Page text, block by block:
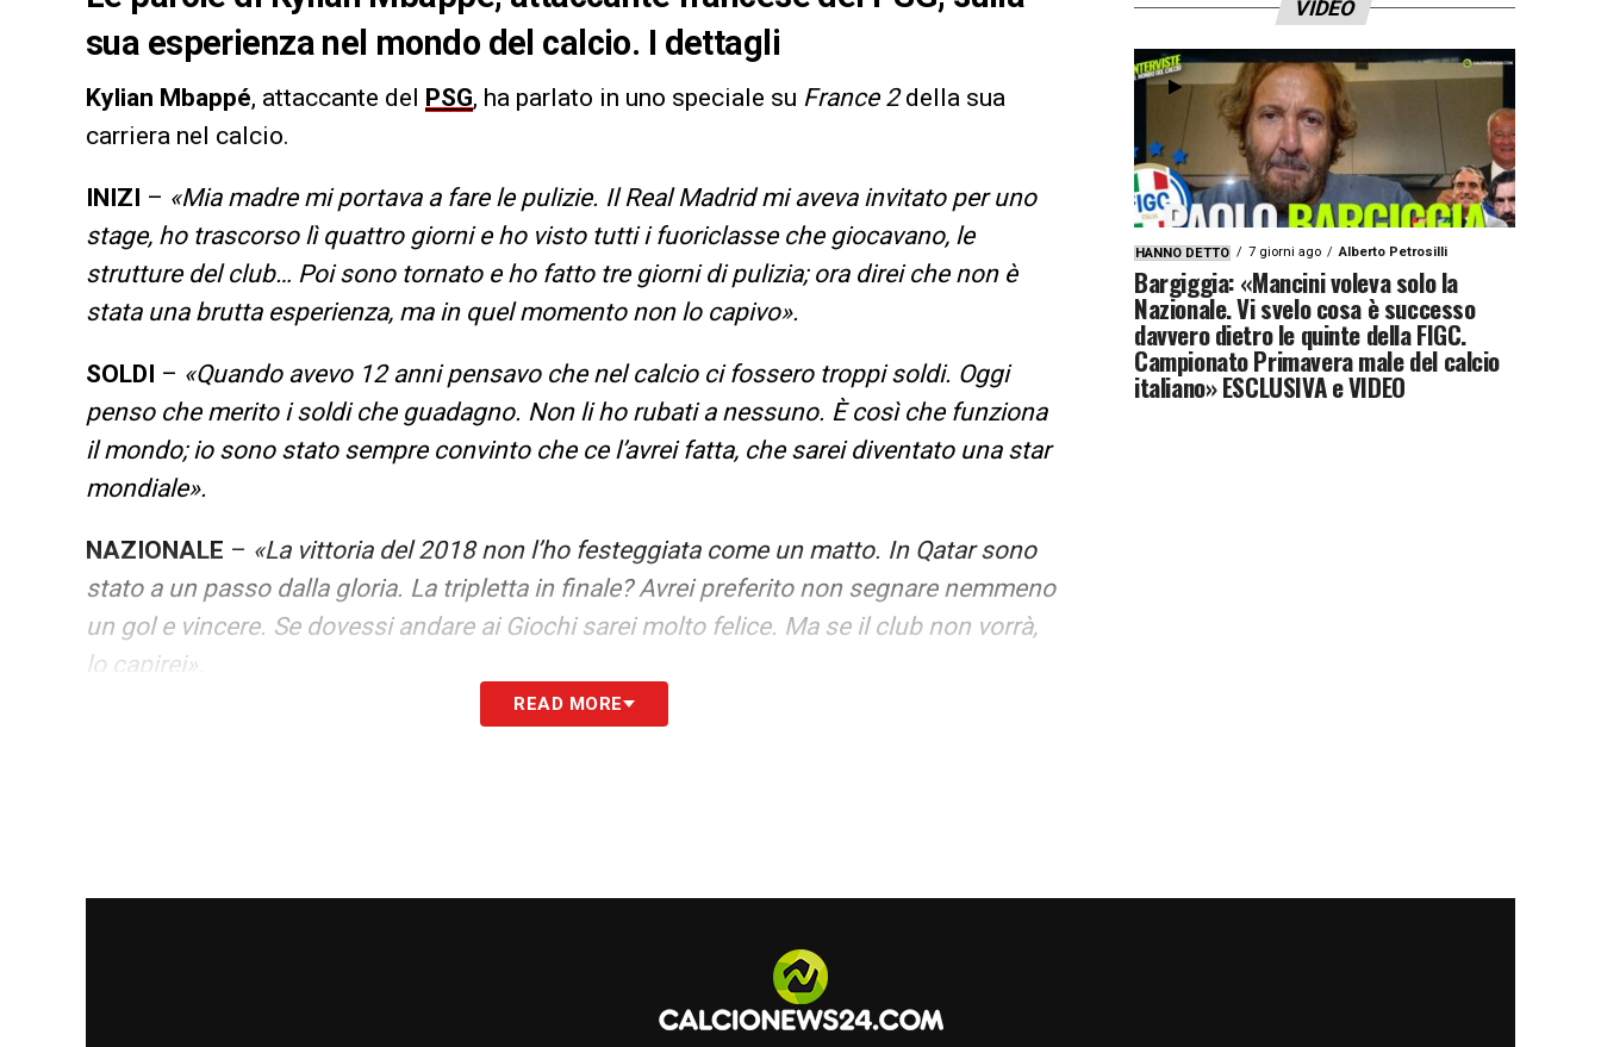
sua esperienza nel mondo del calcio. I dettagli
Kylian Mbappé, attaccante del PSG, ha parlato in uno speciale su France 2della sua
carriera nel calcio.
INIZI – «Mia madre mi portava a fare le pulizie. Il Real Madrid mi aveva invitato per uno
stage, ho trascorso lì quattro giorni e ho visto tutti i fuoriclasse che giocavano, le
strutture del club… Poi sono tornato e ho fatto tre giorni di pulizia; ora direi che non è
stata una brutta esperienza, ma in quel momento non lo capivo».
SOLDI – «Quando avevo 12 anni pensavo che nel calcio ci fossero troppi soldi. Oggi
penso che merito i soldi che guadagno. Non li ho rubati a nessuno. È così che funziona
il mondo; io sono stato sempre convinto che ce l’avrei fatta, che sarei diventato una star
mondiale».
NAZIONALE – «La vittoria del 2018 non l’ho festeggiata come un matto. In Qatar sono
stato a un passo dalla gloria. La tripletta in finale? Avrei preferito non segnare nemmeno
un gol e vincere. Se dovessi andare ai Giochi sarei molto felice. Ma se il club non vorrà,
lo capirei».
READ MORE
VIDEO
HANNO DETTO 7 giorni ago Alberto Petrosilli
Bargiggia: «Mancini voleva solo la
Nazionale. Vi svelo cosa è successo
davvero dietro le quinte della FIGC.
Campionato Primavera male del calcio
italiano» ESCLUSIVA e VIDEO